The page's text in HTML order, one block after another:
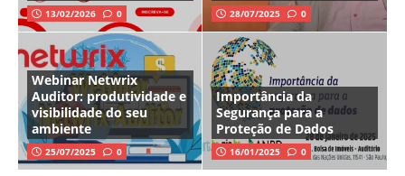
13/02/2026 0 28/07/2025 0
Webinar Netwrix
Auditor: produtividade e
visibilidade do seu
ambiente
25/07/2025 0
Importância da
Segurança para a
Proteção de Dados
16/01/2025 0